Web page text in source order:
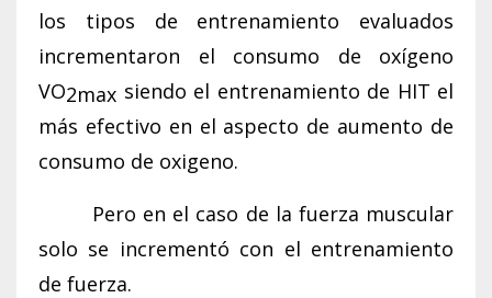
los tipos de entrenamiento evaluados
incrementaron el consumo de oxígeno
VO2max siendo el entrenamiento de HIT el
más efectivo en el aspecto de aumento de
consumo de oxigeno.
Pero en el caso de la fuerza muscular
solo se incrementó con el entrenamiento
de fuerza.